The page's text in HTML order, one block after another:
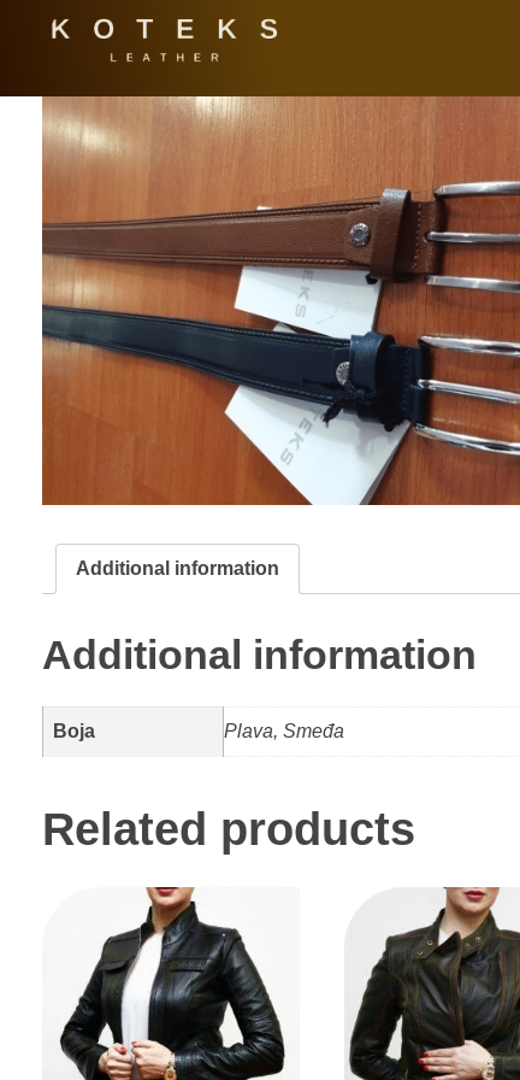
KOTEKS
Additional information
Additional information
Boja Plava, Smeđa
Related products